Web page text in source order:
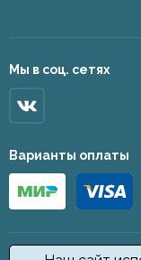
Мы в соц. сетях
Варианты оплаты